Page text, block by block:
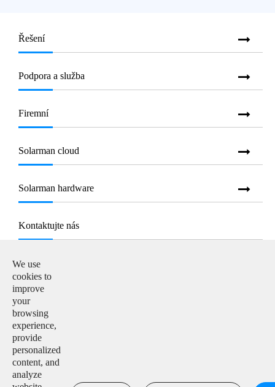
Řešení
Podpora a služba
Firemní
Solarman cloud
Solarman hardware
Kontaktujte nás

info@solarmanpv.com

Telefon:
+86-15312225591

Přidat:
Building H4, China IoT International Innovation Park,
No. 6, Jingxian Road, Wuxi, Jiangsu, P. R. China
We use
cookies to
improve
your
browsing
experience,
provide
personalized
content, and
analyze